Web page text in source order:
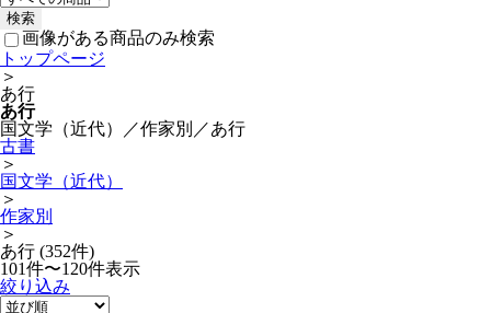
画像がある商品のみ検索
トップページ
＞
あ行
あ行
国文学（近代）／作家別／あ行
古書
＞
国文学（近代）
＞
作家別
＞
あ行 (352件)
101件〜120件表示
絞り込み